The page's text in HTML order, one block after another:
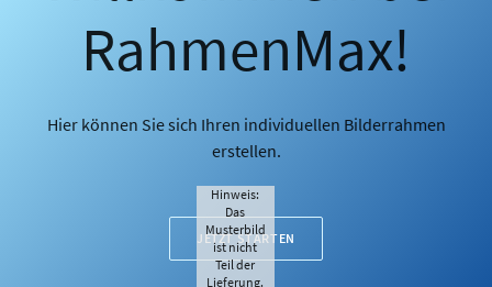
RahmenMax!
Hier können Sie sich Ihren individuellen Bilderrahmen
erstellen.
JETZT STARTEN
Hinweis:
Das
Musterbild
ist nicht
Teil der
Lieferung.